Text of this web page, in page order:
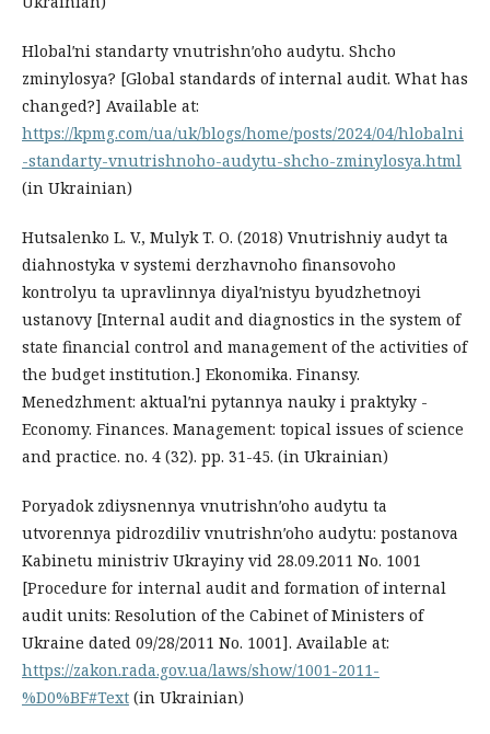
Hlobalʹni standarty vnutrishnʹoho audytu. Shcho
zminylosya? [Global standards of internal audit. What has
changed?] Available at:
https://kpmg.com/ua/uk/blogs/home/posts/2024/04/hlobalni
-standarty-vnutrishnoho-audytu-shcho-zminylosya.html
(in Ukrainian)
Hutsalenko L. V., Mulyk T. O. (2018) Vnutrishniy audyt ta
diahnostyka v systemi derzhavnoho finansovoho
kontrolyu ta upravlinnya diyalʹnistyu byudzhetnoyi
ustanovy [Internal audit and diagnostics in the system of
state financial control and management of the activities of
the budget institution.] Ekonomika. Finansy.
Menedzhment: aktualʹni pytannya nauky i praktyky -
Economy. Finances. Management: topical issues of science
and practice. no. 4 (32). pp. 31-45. (in Ukrainian)
Poryadok zdiysnennya vnutrishnʹoho audytu ta
utvorennya pidrozdiliv vnutrishnʹoho audytu: postanova
Kabinetu ministriv Ukrayiny vid 28.09.2011 No. 1001
[Procedure for internal audit and formation of internal
audit units: Resolution of the Cabinet of Ministers of
Ukraine dated 09/28/2011 No. 1001]. Available at:
https://zakon.rada.gov.ua/laws/show/1001-2011-
%D0%BF#Text (in Ukrainian)